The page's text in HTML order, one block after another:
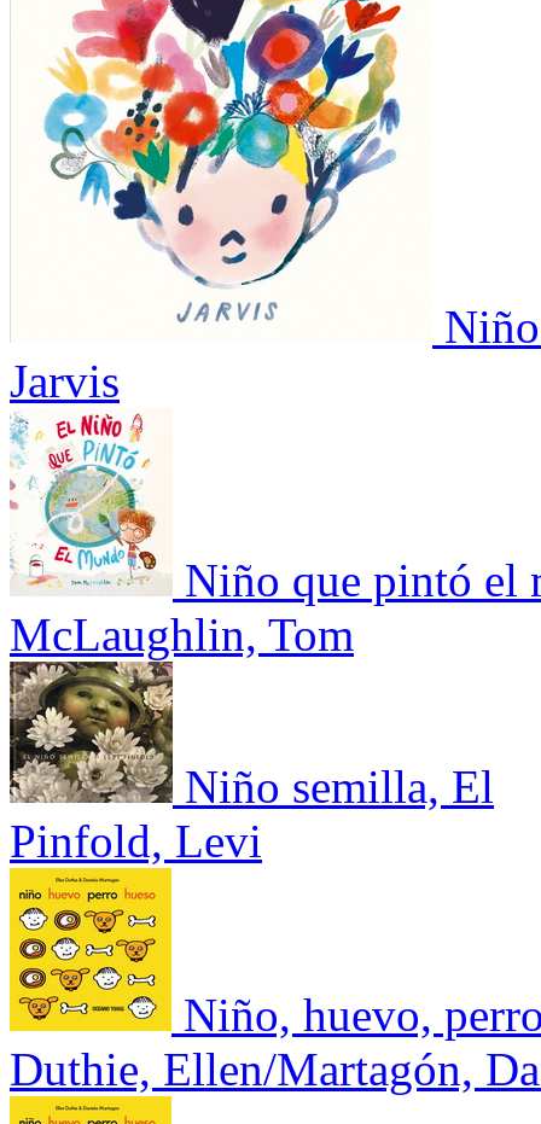
Jarvis
Niño que pintó el
McLaughlin, Tom
Niño semilla, El
Pinfold, Levi
Niño, huevo,
Duthie, Ellen/Martagón,